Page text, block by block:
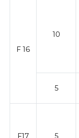
F 16
10
5
F17 5